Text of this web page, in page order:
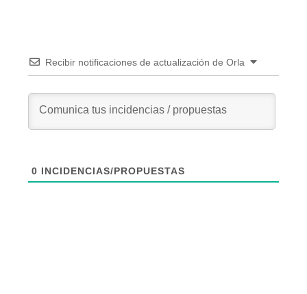
Recibir notificaciones de actualización de Orla
0 INCIDENCIAS/PROPUESTAS